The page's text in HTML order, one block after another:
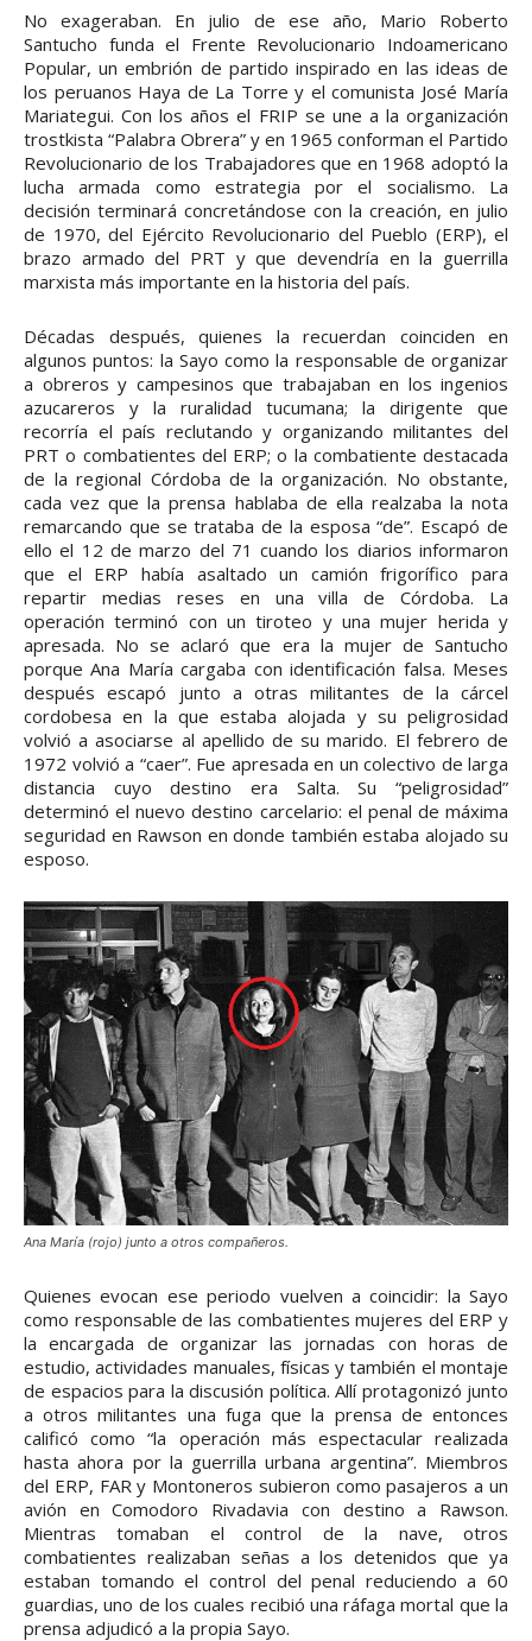
No exageraban. En julio de ese año, Mario Roberto
Santucho funda el Frente Revolucionario Indoamericano
Popular, un embrión de partido inspirado en las ideas de
los peruanos Haya de La Torre y el comunista José María
Mariategui. Con los años el FRIP se une a la organización
trostkista “Palabra Obrera” y en 1965 conforman el Partido
Revolucionario de los Trabajadores que en 1968 adoptó la
lucha armada como estrategia por el socialismo. La
decisión terminará concretándose con la creación, en julio
de 1970, del Ejército Revolucionario del Pueblo (ERP), el
brazo armado del PRT y que devendría en la guerrilla
marxista más importante en la historia del país.
Décadas después, quienes la recuerdan coinciden en
algunos puntos: la Sayo como la responsable de organizar
a obreros y campesinos que trabajaban en los ingenios
azucareros y la ruralidad tucumana; la dirigente que
recorría el país reclutando y organizando militantes del
PRT o combatientes del ERP; o la combatiente destacada
de la regional Córdoba de la organización. No obstante,
cada vez que la prensa hablaba de ella realzaba la nota
remarcando que se trataba de la esposa “de”. Escapó de
ello el 12 de marzo del 71 cuando los diarios informaron
que el ERP había asaltado un camión frigorífico para
repartir medias reses en una villa de Córdoba. La
operación terminó con un tiroteo y una mujer herida y
apresada. No se aclaró que era la mujer de Santucho
porque Ana María cargaba con identificación falsa. Meses
después escapó junto a otras militantes de la cárcel
cordobesa en la que estaba alojada y su peligrosidad
volvió a asociarse al apellido de su marido. El febrero de
1972 volvió a “caer”. Fue apresada en un colectivo de larga
distancia cuyo destino era Salta. Su “peligrosidad”
determinó el nuevo destino carcelario: el penal de máxima
seguridad en Rawson en donde también estaba alojado su
esposo.
Ana María (rojo) junto a otros compañeros.
Quienes evocan ese periodo vuelven a coincidir: la Sayo
como responsable de las combatientes mujeres del ERP y
la encargada de organizar las jornadas con horas de
estudio, actividades manuales, físicas y también el montaje
de espacios para la discusión política. Allí protagonizó junto
a otros militantes una fuga que la prensa de entonces
calificó como “la operación más espectacular realizada
hasta ahora por la guerrilla urbana argentina”. Miembros
del ERP, FAR y Montoneros subieron como pasajeros a un
avión en Comodoro Rivadavia con destino a Rawson.
Mientras tomaban el control de la nave, otros
combatientes realizaban señas a los detenidos que ya
estaban tomando el control del penal reduciendo a 60
guardias, uno de los cuales recibió una ráfaga mortal que la
prensa adjudicó a la propia Sayo.